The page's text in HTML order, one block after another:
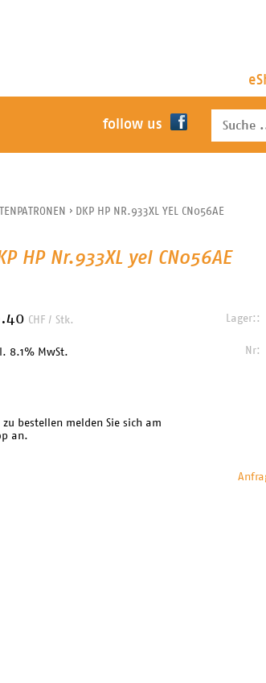
follow us
› DKP HP NR.933XL YEL CN056AE
HP Nr.933XL yel CN056AE
CHF / Stk.
8.1% MwSt.
Lager::
Nr:
zu bestellen melden Sie sich am
an.